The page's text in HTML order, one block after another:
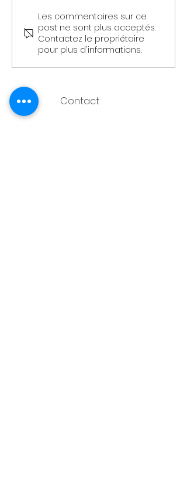
Aidez votre enfant à retrouver
le sommeil grâce à la
Kinésiologie
Les commentaires sur ce
post ne sont plus acceptés.
Contactez le propriétaire
pour plus d'informations.
Contact :